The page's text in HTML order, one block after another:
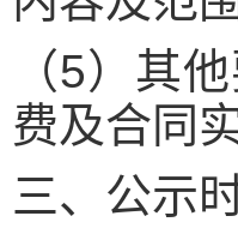
（5）其
费及合同
三、公示